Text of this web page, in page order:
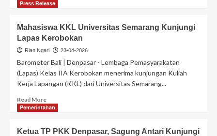
Press Release
Mahasiswa KKL Universitas Semarang Kunjungi
Lapas Kerobokan
Rian Ngari 23-04-2026
Barometer Bali | Denpasar - Lembaga Pemasyarakatan
(Lapas) Kelas IIA Kerobokan menerima kunjungan Kuliah
Kerja Lapangan (KKL) dari Universitas Semarang...
Read More
Pemerintahan
Ketua TP PKK Denpasar, Sagung Antari Kunjungi